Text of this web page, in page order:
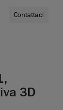
Contattaci
3D